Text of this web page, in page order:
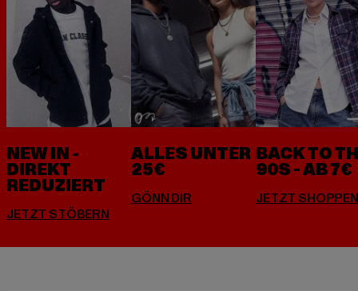
NEW IN -
DIREKT
REDUZIERT
ALLES UNTER
25€
BACK TO
90S - AB 7€